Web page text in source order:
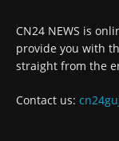
CN24 NEWS is
provide you with
straight from the
Contact us: